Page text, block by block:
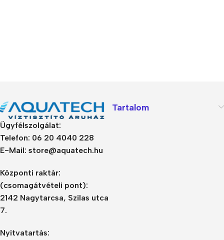
Ügyfélszolgálat:
Telefon: 06 20 4040 228
E-Mail: store@aquatech.hu
Központi raktár:
(csomagátvételi pont):
2142 Nagytarcsa, Szilas utca
7.
Nyitvatartás:
Tartalom